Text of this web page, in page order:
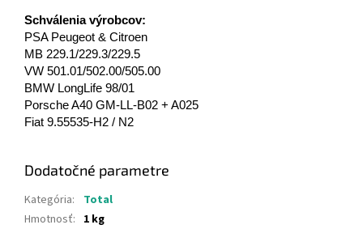
Schválenia výrobcov:
PSA Peugeot & Citroen
MB 229.1/229.3/229.5
VW 501.01/502.00/505.00
BMW LongLife 98/01
Porsche A40 GM-LL-B02 + A025
Fiat 9.55535-H2 / N2
Dodatočné parametre
Kategória:
Total
Hmotnosť: 1 kg